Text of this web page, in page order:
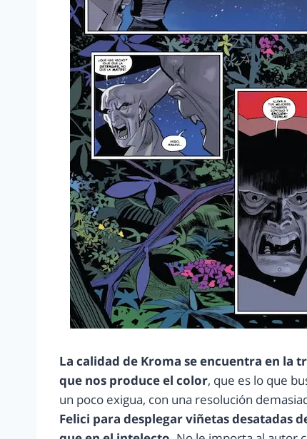
La calidad de Kroma se encuentra en la
que nos produce el color, que es lo que
un poco exigua, con una resolución
Felici para desplegar viñetas desatadas